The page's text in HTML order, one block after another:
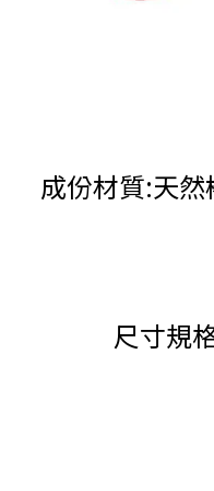
成份材質:天
尺寸規